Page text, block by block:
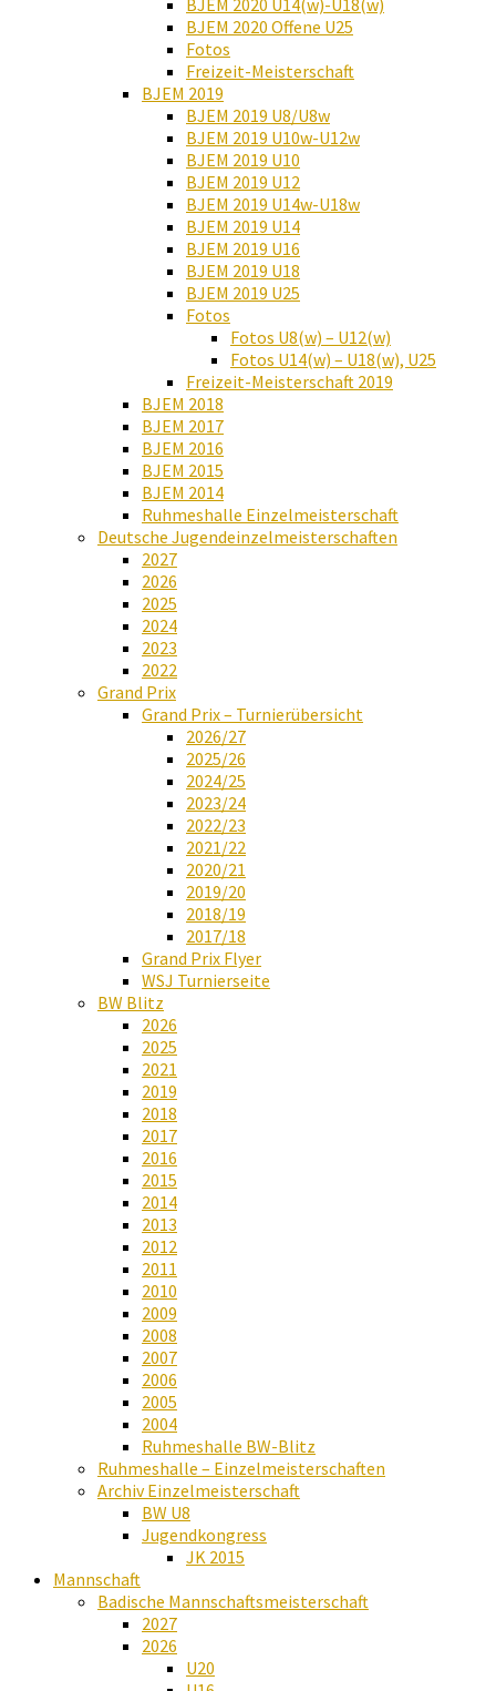
BJEM 2020 U14(w)-U18(w)
BJEM 2020 Offene U25
Fotos
Freizeit-Meisterschaft
BJEM 2019
BJEM 2019 U8/U8w
BJEM 2019 U10w-U12w
BJEM 2019 U10
BJEM 2019 U12
BJEM 2019 U14w-U18w
BJEM 2019 U14
BJEM 2019 U16
BJEM 2019 U18
BJEM 2019 U25
Fotos
Fotos U8(w) – U12(w)
Fotos U14(w) – U18(w), U25
Freizeit-Meisterschaft 2019
BJEM 2018
BJEM 2017
BJEM 2016
BJEM 2015
BJEM 2014
Ruhmeshalle Einzelmeisterschaft
Deutsche Jugendeinzelmeisterschaften
2027
2026
2025
2024
2023
2022
Grand Prix
Grand Prix – Turnierübersicht
2026/27
2025/26
2024/25
2023/24
2022/23
2021/22
2020/21
2019/20
2018/19
2017/18
Grand Prix Flyer
WSJ Turnierseite
BW Blitz
2026
2025
2021
2019
2018
2017
2016
2015
2014
2013
2012
2011
2010
2009
2008
2007
2006
2005
2004
Ruhmeshalle BW-Blitz
Ruhmeshalle – Einzelmeisterschaften
Archiv Einzelmeisterschaft
BW U8
Jugendkongress
JK 2015
Mannschaft
Badische Mannschaftsmeisterschaft
2027
2026
U20